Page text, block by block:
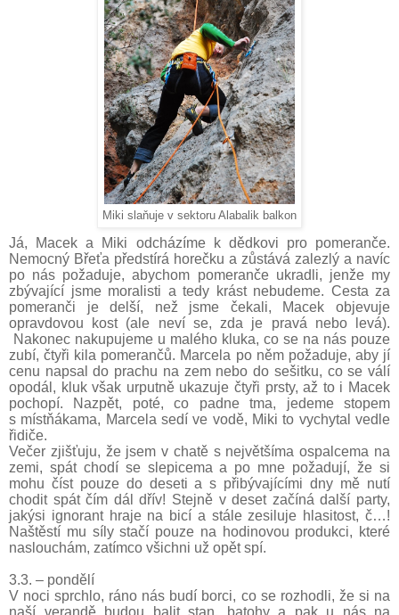
Miki slaňuje v sektoru Alabalik balkon
Já, Macek a Miki odcházíme k dědkovi pro pomeranče.
Nemocný Břeťa předstírá horečku a zůstává zalezlý a navíc
po nás požaduje, abychom pomeranče ukradli, jenže my
zbývající jsme moralisti a tedy krást nebudeme. Cesta za
pomeranči je delší, než jsme čekali, Macek objevuje
opravdovou kost (ale neví se, zda je pravá nebo levá).
Nakonec nakupujeme u malého kluka, co se na nás pouze
zubí, čtyři kila pomerančů. Marcela po něm požaduje, aby jí
cenu napsal do prachu na zem nebo do sešitku, co se válí
opodál, kluk však urputně ukazuje čtyři prsty, až to i Macek
pochopí. Nazpět, poté, co padne tma, jedeme stopem
s místňákama, Marcela sedí ve vodě, Miki to vychytal vedle
řidiče.
Večer zjišťuju, že jsem v chatě s největšíma ospalcema na
zemi, spát chodí se slepicema a po mne požadují, že si
mohu číst pouze do deseti a s přibývajícími dny mě nutí
chodit spát čím dál dřív! Stejně v deset začíná další party,
jakýsi ignorant hraje na bicí a stále zesiluje hlasitost, č…!
Naštěstí mu síly stačí pouze na hodinovou produkci, které
naslouchám, zatímco všichni už opět spí.
3.3. – pondělí
V noci sprchlo, ráno nás budí borci, co se rozhodli, že si na
naší verandě budou balit stan, batohy a pak u nás na